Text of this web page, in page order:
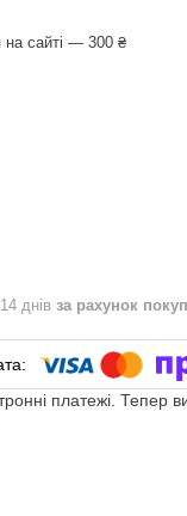
на сайті — 300 ₴
днів за рахунок
платежі. Тепер